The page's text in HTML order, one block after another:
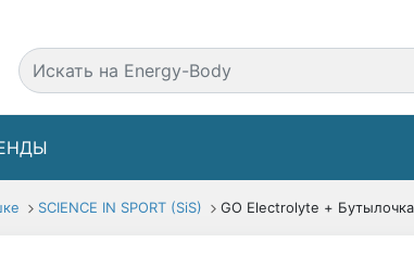
SCIENCE IN SPORT (SiS) GO Electrolyte +